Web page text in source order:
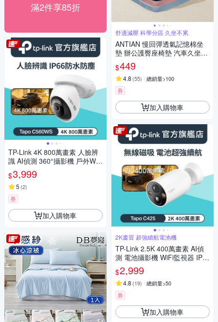
滿2件享85折
TP-Link 4K 800萬畫素 人臉辨
識 AI偵測 360°攝影機 戶外Wi-
Fi監視器 IPCAM(全彩夜視/Tap
o C560WS)
$3,999
5 (2)
券
加入購物車
舒適減壓 科學分區 久坐不累
ANTIAN 慢回彈透氣記憶棉坐
墊 辦公護臀座椅墊 汽車久坐舒
適屁股墊 學生教室宿舍凳子墊
$449
4.8 (55) 總銷量>100
券
加入購物車
2K畫質 超強續航電池機
TP-Link 2.5K 400萬畫素 AI偵
測 電池攝影機 WiFi監視器 IPC
AM (IP66//支援512G /Tapo C4
25)
$2,999
4.8 (19) 總銷量>50
券
加入購物車